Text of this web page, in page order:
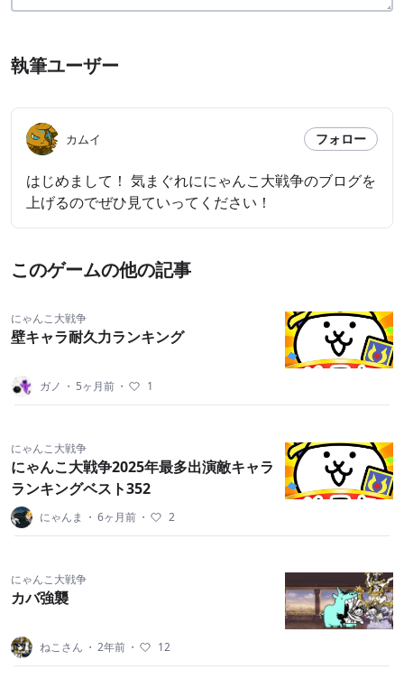
執筆ユーザー
カムイ フォロー
はじめまして！ 気まぐれににゃんこ大戦争のブログを
上げるのでぜひ見ていってください！
このゲームの他の記事
にゃんこ大戦争
壁キャラ耐久力ランキング
ガノ ・ 5ヶ月前 ・ 1
にゃんこ大戦争
にゃんこ大戦争2025年最多出演敵キャラ
ランキングベスト352
にゃんま ・ 6ヶ月前 ・ 2
にゃんこ大戦争
カバ強襲
ねこさん ・ 2年前 ・ 12